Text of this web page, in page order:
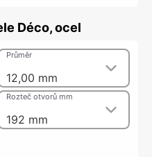
Déco, ocel
12,00 mm
Průměr
192 mm
Rozteč otvorů mm